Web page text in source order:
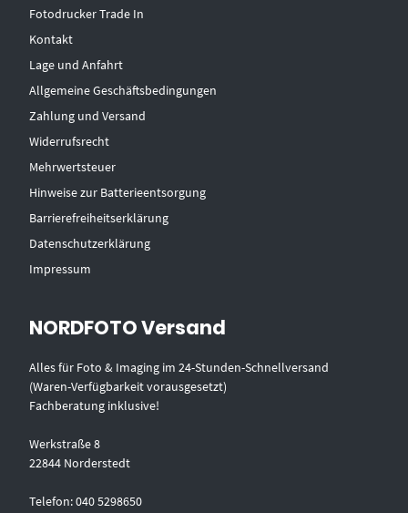
Fotodrucker Trade In
Kontakt
Lage und Anfahrt
Allgemeine Geschäftsbedingungen
Zahlung und Versand
Widerrufsrecht
Mehrwertsteuer
Hinweise zur Batterieentsorgung
Barrierefreiheitserklärung
Datenschutzerklärung
Impressum
NORDFOTO Versand
Alles für Foto & Imaging im 24-Stunden-Schnellversand
(Waren-Verfügbarkeit vorausgesetzt)
Fachberatung inklusive!
Werkstraße 8
22844 Norderstedt
Telefon: 040 5298650